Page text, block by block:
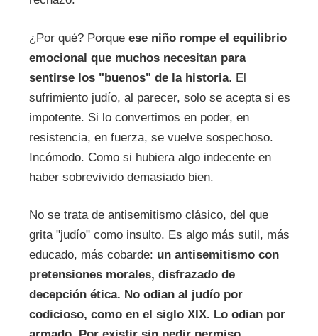
¿Por qué? Porque ese niño rompe el equilibrio
emocional que muchos necesitan para
sentirse los "buenos" de la historia. El
sufrimiento judío, al parecer, solo se acepta si es
impotente. Si lo convertimos en poder, en
resistencia, en fuerza, se vuelve sospechoso.
Incómodo. Como si hubiera algo indecente en
haber sobrevivido demasiado bien.
No se trata de antisemitismo clásico, del que
grita "judío" como insulto. Es algo más sutil, más
educado, más cobarde: un antisemitismo con
pretensiones morales, disfrazado de
decepción ética. No odian al judío por
codicioso, como en el siglo XIX. Lo odian por